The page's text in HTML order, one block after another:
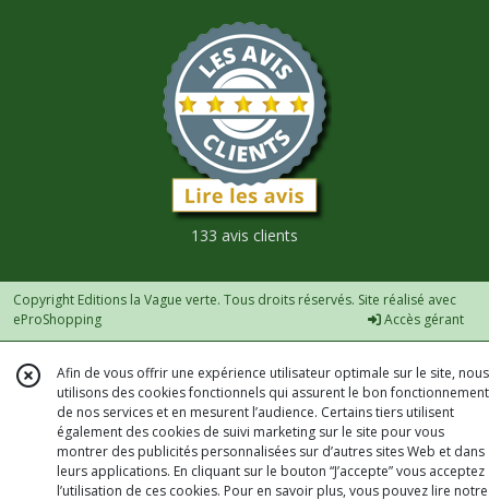
133 avis clients
Copyright Editions la Vague verte. Tous droits réservés. Site réalisé avec
eProShopping
Accès gérant
Afin de vous offrir une expérience utilisateur optimale sur le site, nous
utilisons des cookies fonctionnels qui assurent le bon fonctionnement
de nos services et en mesurent l’audience. Certains tiers utilisent
également des cookies de suivi marketing sur le site pour vous
montrer des publicités personnalisées sur d’autres sites Web et dans
leurs applications. En cliquant sur le bouton “J’accepte” vous acceptez
l’utilisation de ces cookies. Pour en savoir plus, vous pouvez lire notre